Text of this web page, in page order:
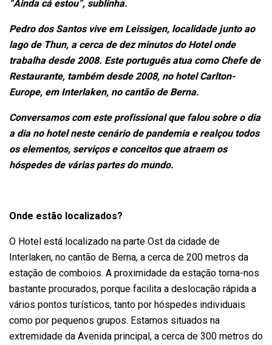
“Ainda cá estou”, sublinha.
Pedro dos Santos vive em Leissigen, localidade junto ao
lago de Thun, a cerca de dez minutos do Hotel onde
trabalha desde 2008. Este português atua como Chefe de
Restaurante, também desde 2008, no hotel Carlton-
Europe, em Interlaken, no cantão de Berna.
Conversamos com este profissional que falou sobre o dia
a dia no hotel neste cenário de pandemia e realçou todos
os elementos, serviços e conceitos que atraem os
hóspedes de várias partes do mundo.
Onde estão localizados?
O Hotel está localizado na parte Ost da cidade de
Interlaken, no cantão de Berna, a cerca de 200 metros da
estação de comboios. A proximidade da estação torna-nos
bastante procurados, porque facilita a deslocação rápida a
vários pontos turísticos, tanto por hóspedes individuais
como por pequenos grupos. Estamos situados na
extremidade da Avenida principal, a cerca de 300 metros do